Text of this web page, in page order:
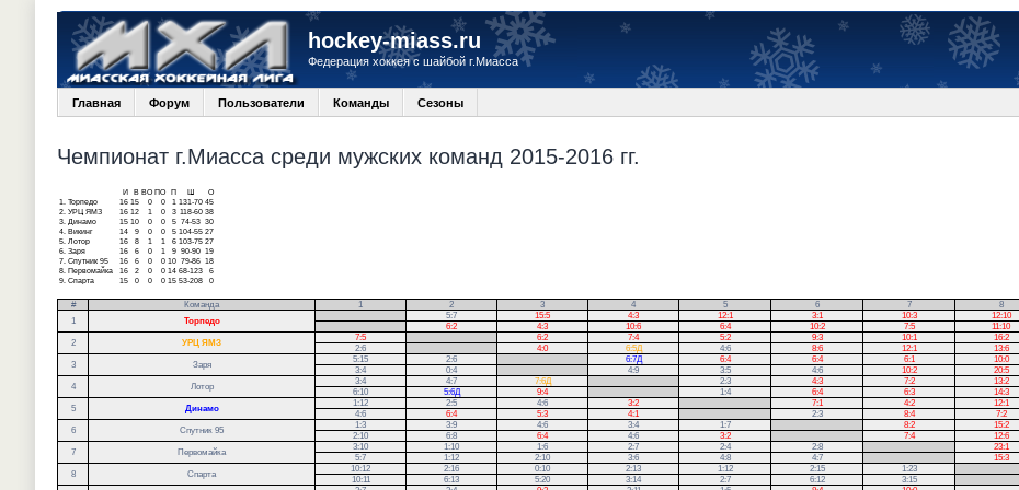
hockey-miass.ru
Федерация хоккея с шайбой г.Миасса
Главная Форум Пользователи Команды Сезоны
Чемпионат г.Миасса среди мужских команд 2015-2016 гг.
И В ВО ПО П
О
1.
Торпедо 16 15 0 0 1 131-70 45
2. УРЦ ЯМЗ 16 12 1 0 3 118-60 38
3.
Динамо 15 10 0 0 5 74-53 30
4.
Викинг 14 9 0 0 5 104-55 27
5. Лотор 16 8 1 1 6 103-75 27
6. Заря 16 6 0 1 9 90-90 19
7. Спутник 95 16 6 0 0 10 79-86 18
8.
Первомайка 16 2 0 0 14 68-123
6
9. Спарта 15 0 0 0 15 53-208 0
# Команда 1 2 3 4 5 6 7 8
1
Торпедо
5:7 15:5 4:3 12:1 3:1 10:3 12:10
6:2 4:3 10:6 6:4 10:2 7:5 11:10
2
УРЦ ЯМЗ
7:5 6:2 7:4 5:2 9:3 10:1 16:2
2:6 4:0 6:5Д 4:6 8:6 12:1 13:6
3
Заря
5:15 2:6 6:7Д 6:4 6:4 6:1 10:0
3:4 0:4 4:9 3:5 4:6 10:2 20:5
4
Лотор
3:4 4:7 7:6Д 2:3 4:3 7:2 13:2
6:10 5:6Д 9:4 1:4 6:4 6:3 14:3
5
Динамо
1:12 2:5 4:6 3:2 7:1 4:2 12:1
4:6 6:4 5:3 4:1 2:3 8:4
7:2
6
Спутник 95
1:3 3:9 4:6 3:4 1:7 8:2 15:2
2:10 6:8 6:4 4:6 3:2 7:4 12:6
7
Первомайка
3:10 1:10 1:6 2:7 2:4 2:8 23:1
5:7 1:12 2:10 3:6 4:8 4:7 15:3
8
Спарта
10:12 2:16 0:10 2:13 1:12 2:15 1:23
10:11 6:13 5:20 3:14 2:7 6:12 3:15